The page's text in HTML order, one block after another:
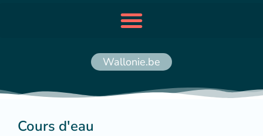
Wallonie.be
Cours d'eau